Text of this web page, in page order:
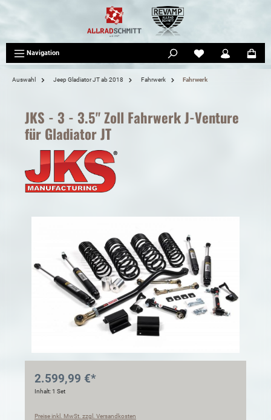
Navigation
Auswahl Jeep Gladiator JT ab 2018 Fahrwerk Fahrwerk
JKS - 3 - 3.5" Zoll Fahrwerk J-Venture
für Gladiator JT
2.599,99 €*
Inhalt:1 Set
Preise inkl. MwSt. zzgl. Versandkosten